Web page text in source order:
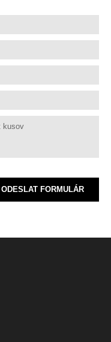
ODESLAT FORMULÁR